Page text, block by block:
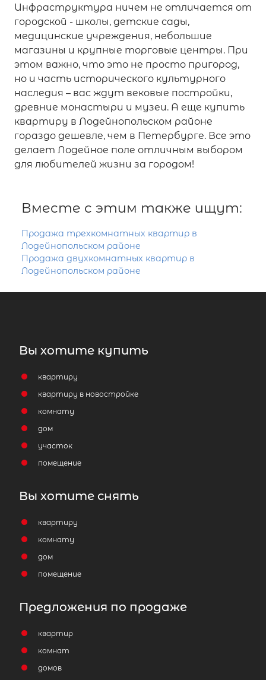
Инфраструктура ничем не отличается от
городской - школы, детские сады,
медицинские учреждения, небольшие
магазины и крупные торговые центры. При
этом важно, что это не просто пригород,
но и часть исторического культурного
наследия – вас ждут вековые постройки,
древние монастыри и музеи. А еще купить
квартиру в Лодейнопольском районе
гораздо дешевле, чем в Петербурге. Все это
делает Лодейное поле отличным выбором
для любителей жизни за городом!
Вместе с этим также ищут:
Продажа трехкомнатных квартир в
Лодейнопольском районе
Продажа двухкомнатных квартир в
Лодейнопольском районе
Вы хотите купить
квартиру
квартиру в новостройке
комнату
дом
участок
помещение
Вы хотите снять
квартиру
комнату
дом
помещение
Предложения по продаже
квартир
комнат
домов